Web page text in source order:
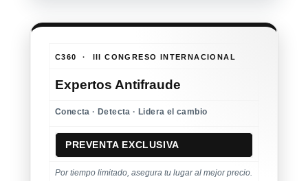
C360 · III CONGRESO INTERNACIONAL
Expertos Antifraude
Conecta · Detecta · Lidera el cambio
PREVENTA EXCLUSIVA
Por tiempo limitado, asegura tu lugar al mejor precio.